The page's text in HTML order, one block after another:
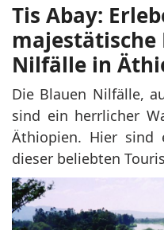
Tis Abay:
majestätische
Nilfälle in
Die Blauen Nilfälle,
sind ein herrlicher
Äthiopien. Hier sind
dieser beliebten